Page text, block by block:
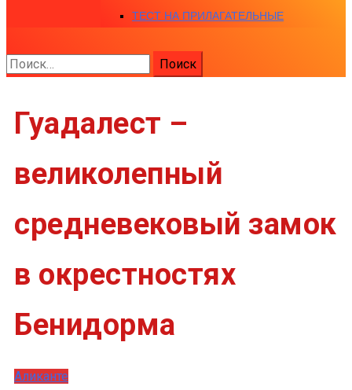
ТЕСТ НА ПРИЛАГАТЕЛЬНЫЕ
Найти:
Гуадалест –
великолепный
средневековый замок
в окрестностях
Бенидорма
Аликанте